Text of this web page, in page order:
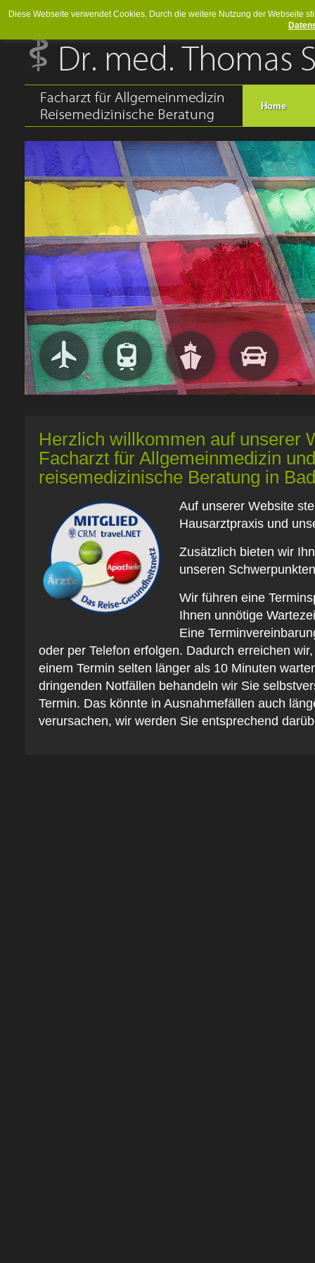
Diese Webseite verwendet Cookies. Durch die weitere Nutzung der Webseite
Home
Herzlich willkommen auf unserer
Facharzt für Allgemeinmedizin und
reisemedizinische Beratung in
Auf unserer Website
Hausarztpraxis und
Zusätzlich bieten wir
unseren
Wir führen eine
Ihnen unnötige
Eine
oder per Telefon erfolgen. Dadurch erreichen
einem Termin selten länger als 10 Minuten
dringenden Notfällen behandeln wir Sie
Termin. Das könnte in Ausnahmefällen auch
verursachen, wir werden Sie entsprechend